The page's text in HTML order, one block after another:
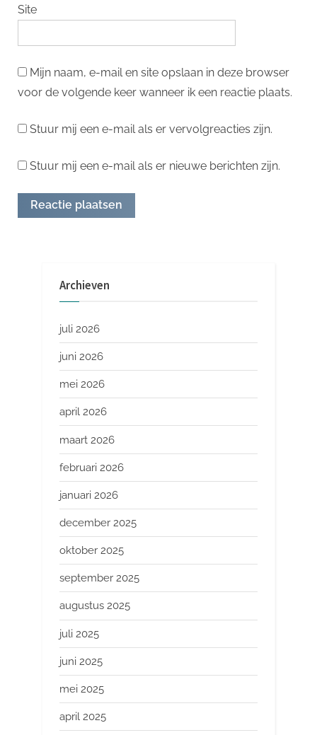
Site
Mijn naam, e-mail en site opslaan in deze browser
voor de volgende keer wanneer ik een reactie plaats.
Stuur mij een e-mail als er vervolgreacties zijn.
Stuur mij een e-mail als er nieuwe berichten zijn.
Archieven
juli 2026
juni 2026
mei 2026
april 2026
maart 2026
februari 2026
januari 2026
december 2025
oktober 2025
september 2025
augustus 2025
juli 2025
juni 2025
mei 2025
april 2025